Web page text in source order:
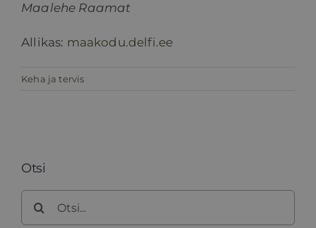
Maalehe Raamat
Allikas: maakodu.delfi.ee
Keha ja tervis
Otsi
Search
for: